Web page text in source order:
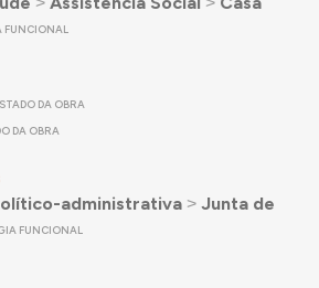
FUNCIONAL
DA OBRA
DA OBRA
administrativa˃ Junta de
FUNCIONAL